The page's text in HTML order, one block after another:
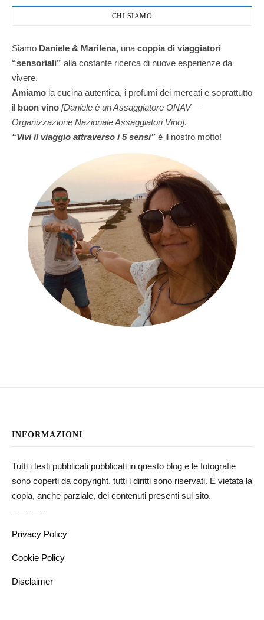
CHI SIAMO
Siamo Daniele & Marilena, una coppia di viaggiatori
“sensoriali” alla costante ricerca di nuove esperienze da
vivere.
Amiamo la cucina autentica, i profumi dei mercati e soprattutto
il buon vino [Daniele è un Assaggiatore ONAV –
Organizzazione Nazionale Assaggiatori Vino].
“Vivi il viaggio attraverso i 5 sensi” è il nostro motto!
INFORMAZIONI
Tutti i testi pubblicati pubblicati in questo blog e le fotografie
sono coperti da copyright, tutti i diritti sono riservati. È vietata la
copia, anche parziale, dei contenuti presenti sul sito.
– – – – –
Privacy Policy
Cookie Policy
Disclaimer